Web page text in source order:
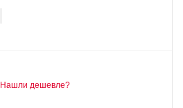
Нашли дешевле?